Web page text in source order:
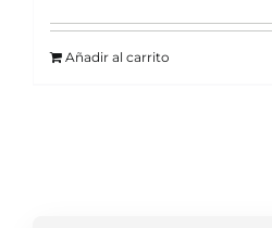
Añadir al carrito